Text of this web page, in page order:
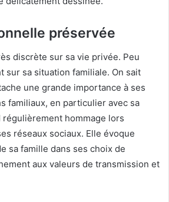
préservée
discrète sur sa vie privée. Peu
sur sa situation familiale. On sait
une grande importance à ses
familiaux, en particulier avec sa
hommage lors
réseaux sociaux. Elle évoque
sa famille dans ses choix de
aux valeurs de transmission et